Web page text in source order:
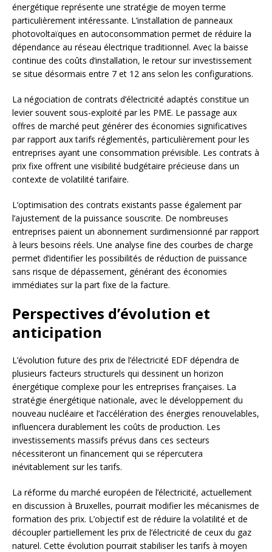
énergétique représente une stratégie de moyen terme
particulièrement intéressante. L’installation de panneaux
photovoltaïques en autoconsommation permet de réduire la
dépendance au réseau électrique traditionnel. Avec la baisse
continue des coûts d’installation, le retour sur investissement
se situe désormais entre 7 et 12 ans selon les configurations.
La négociation de contrats d’électricité adaptés constitue un
levier souvent sous-exploité par les PME. Le passage aux
offres de marché peut générer des économies significatives
par rapport aux tarifs réglementés, particulièrement pour les
entreprises ayant une consommation prévisible. Les contrats à
prix fixe offrent une visibilité budgétaire précieuse dans un
contexte de volatilité tarifaire.
L’optimisation des contrats existants passe également par
l’ajustement de la puissance souscrite. De nombreuses
entreprises paient un abonnement surdimensionné par rapport
à leurs besoins réels. Une analyse fine des courbes de charge
permet d’identifier les possibilités de réduction de puissance
sans risque de dépassement, générant des économies
immédiates sur la part fixe de la facture.
Perspectives d’évolution et
anticipation
L’évolution future des prix de l’électricité EDF dépendra de
plusieurs facteurs structurels qui dessinent un horizon
énergétique complexe pour les entreprises françaises. La
stratégie énergétique nationale, avec le développement du
nouveau nucléaire et l’accélération des énergies renouvelables,
influencera durablement les coûts de production. Les
investissements massifs prévus dans ces secteurs
nécessiteront un financement qui se répercutera
inévitablement sur les tarifs.
La réforme du marché européen de l’électricité, actuellement
en discussion à Bruxelles, pourrait modifier les mécanismes de
formation des prix. L’objectif est de réduire la volatilité et de
découpler partiellement les prix de l’électricité de ceux du gaz
naturel. Cette évolution pourrait stabiliser les tarifs à moyen